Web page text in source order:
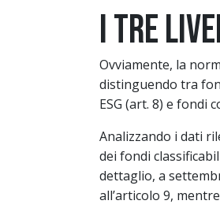
I tre
Ovviamente, la
distinguendo tra
ESG (art. 8) e fondi
Analizzando i dati
dei fondi
dettaglio, a
all’articolo 9,